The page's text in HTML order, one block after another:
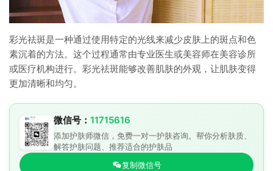
彩光祛斑是一种通过使用特定的光线来减少皮肤上的斑点和色
素沉着的方法。这个过程通常由专业医生或美容师在美容诊所
或医疗机构进行。彩光祛斑能够改善肌肤的外观，让肌肤变得
更加清晰和均匀。
微信号： 11715616
添加护肤师微信，免费一对一护肤咨询。帮你分析肤质、
解答护肤问题、推荐适合的护肤品
复制微信号